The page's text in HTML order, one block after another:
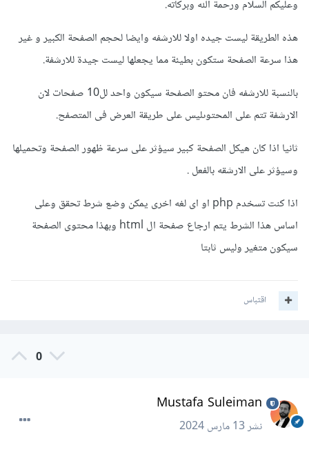
وعليكم السلام ورحمة الله وبركاته.
هذه الطريقة ليست جيده اولا للارشفه وايضا لحجم الصفحة الكبير و غير
هذا سرعة الصفحة ستكون بطيئة مما يجعلها ليست جيدة للارشفة.
بالنسبة للارشفه فان محتو الصفحة سيكون واحد لل10 صفحات لان
الارشفة تتم على المحتوىليس على طريقة العرض فى المتصفح.
ثانيا اذا كان هيكل الصفحة كبير سيؤثر على سرعة ظهور الصفحة وتحميلها
وسيؤثر على الارشقه بالفعل .
اذا كنت تسخدم php او اى لغه اخرى يمكن وضع شرط تحقق وعلى
اساس هذا الشرط يتم ارجاع صفحة ال html وبهذا محتوى الصفحة
سيكون متغير وليس ثابتا
اقتباس
0
Mustafa Suleiman
نشر13 مارس 2024